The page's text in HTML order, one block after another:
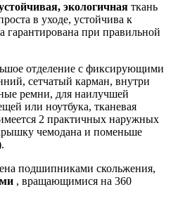
экологичная ткань
в уходе, устойчива к
гарантирована при правильной
отделение с фиксирующими
сетчатый карман, внутри
ремни, для наилучшей
или ноутбука, тканевая
2 практичных наружных
чемодана и поменьше
подшипниками скольжения,
, вращающимися на 360